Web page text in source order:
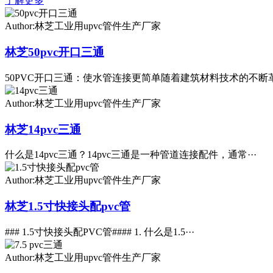
Author:林芝工业用upvc管件生产厂家
林芝50pvc开口三通
50PVC开口三通：使水管连接更简单随着建筑材料技术的不断
Author:林芝工业用upvc管件生产厂家
林芝14pvc三通
什么是14pvc三通？14pvc三通是一种管道连接配件，通常···
Author:林芝工业用upvc管件生产厂家
林芝1.5寸快接头配pvc管
### 1.5寸快接头配PVC管#### 1. 什么是1.5···
Author:林芝工业用upvc管件生产厂家